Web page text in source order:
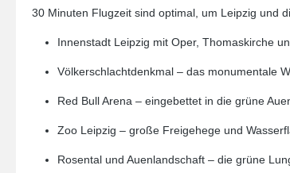
30 Minuten Flugzeit sind optimal, um Leipzig und
Innenstadt Leipzig mit Oper, Thomaskirche
Völkerschlachtdenkmal – das monumentale
Red Bull Arena – eingebettet in die grüne
Zoo Leipzig – große Freigehege und
Rosental und Auenlandschaft – die grüne